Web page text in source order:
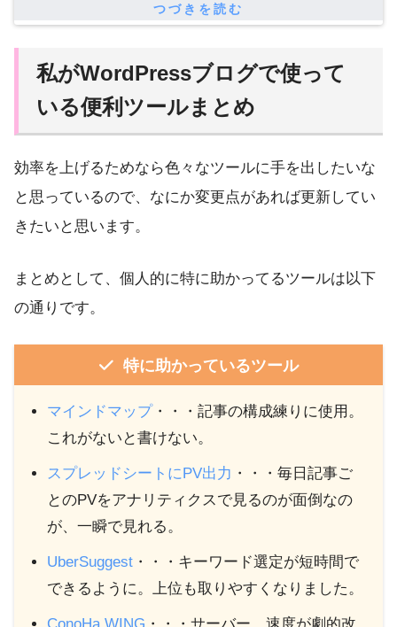
私がWordPressブログで使って
いる便利ツールまとめ
効率を上げるためなら色々なツールに手を出したいな
と思っているので、なにか変更点があれば更新してい
きたいと思います。
まとめとして、個人的に特に助かってるツールは以下
の通りです。
特に助かっているツール
マインドマップ・・・記事の構成練りに使用。
これがないと書けない。
スプレッドシートにPV出力 ・・・毎日記事ご
とのPVをアナリティクスで見るのが面倒なの
が、一瞬で見れる。
UberSuggest・・・キーワード選定が短時間で
できるように。上位も取りやすくなりました。